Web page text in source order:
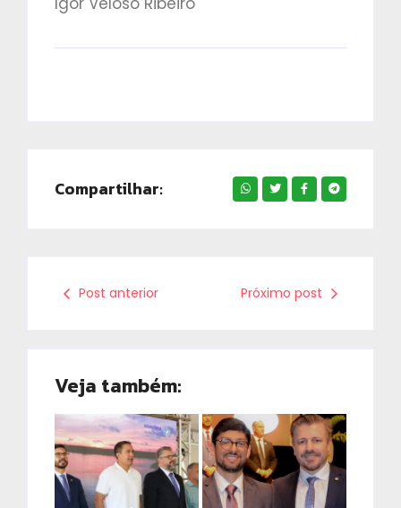
Compartilhar:
Post anterior Próximo post
Veja também: